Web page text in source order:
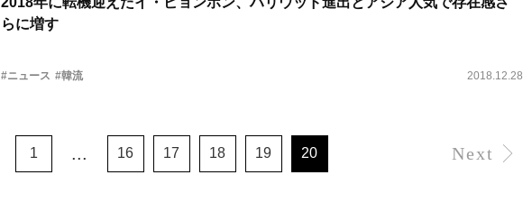
らに増す
#ニュース #韓流 2018.12.28
1 ... 16 17 18 19 20 Next